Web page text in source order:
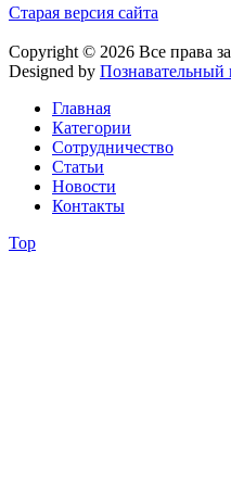
Старая версия сайта
Copyright © 2026 Все права
Designed by Познавательный
Главная
Категории
Сотрудничество
Статьи
Новости
Контакты
Top